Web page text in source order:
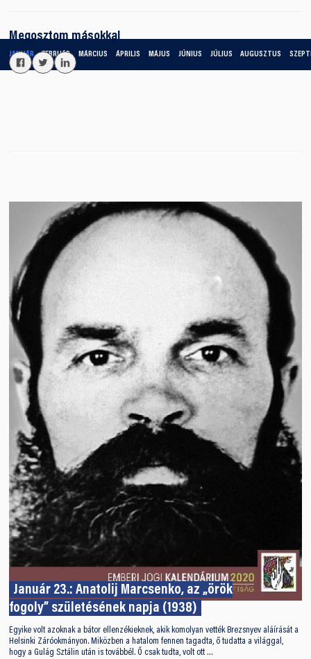
JANUÁR FEBRUÁR MÁRCIUS ÁPRILIS MÁJUS JÚNIUS JÚLIUS AUGUSZTUS
Megosztom másokkal
Január 23.: Anatolij Marcsenko, az „örök
fogoly” születésének napja (1938)
Egyike volt azoknak a bátor ellenzékieknek, akik komolyan vették Brezsnyev aláírását a
Helsinki Záróokmányon. Miközben a hatalom fennen tagadta, ő tudatta a világgal,
hogy a Gulág Sztálin után is továbbél. Ő csak tudta, volt ott …